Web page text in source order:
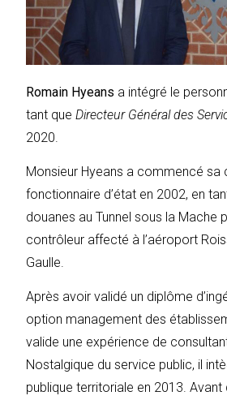
Romain Hyeans a intégré le
tant queDirecteur Général des
2020.
Monsieur Hyeans a commencé sa
fonctionnaire d’état en 2002, en
douanes au Tunnel sous la Mache
contrôleur affecté à l’aéroport
Gaulle.
Après avoir validé un diplôme
option management des
valide une expérience de
Nostalgique du service public, il
publique territoriale en 2013. Avant